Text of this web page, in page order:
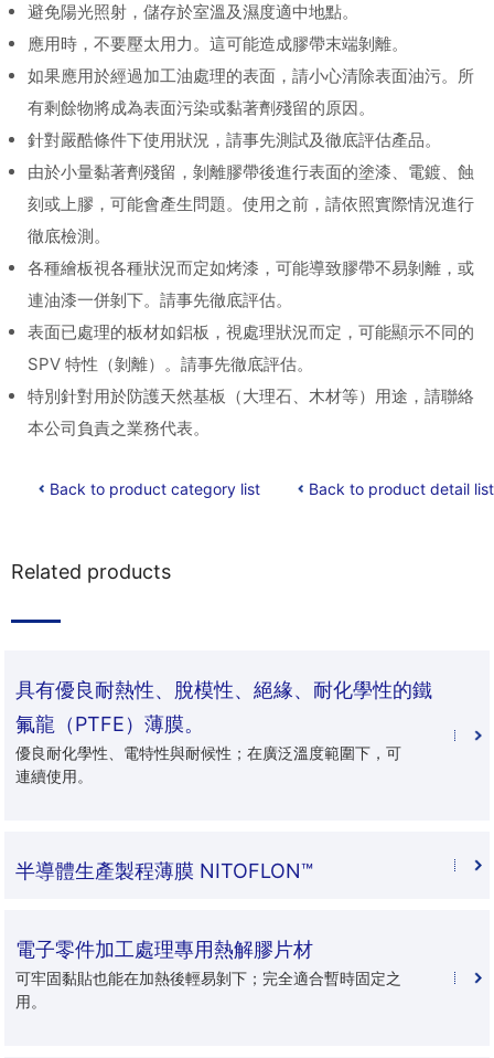
避免陽光照射，儲存於室溫及濕度適中地點。
應用時，不要壓太用力。這可能造成膠帶末端剝離。
如果應用於經過加工油處理的表面，請小心清除表面油污。所
有剩餘物將成為表面污染或黏著劑殘留的原因。
針對嚴酷條件下使用狀況，請事先測試及徹底評估產品。
由於小量黏著劑殘留，剝離膠帶後進行表面的塗漆、電鍍、蝕
刻或上膠，可能會產生問題。使用之前，請依照實際情況進行
徹底檢測。
各種繪板視各種狀況而定如烤漆，可能導致膠帶不易剝離，或
連油漆一併剝下。請事先徹底評估。
表面已處理的板材如鋁板，視處理狀況而定，可能顯示不同的
SPV 特性（剝離）。請事先徹底評估。
特別針對用於防護天然基板（大理石、木材等）用途，請聯絡
本公司負責之業務代表。
Back to product category list Back to product detail list
Related products
具有優良耐熱性、脫模性、絕緣、耐化學性的鐵
氟龍（PTFE）薄膜。
優良耐化學性、電特性與耐候性；在廣泛溫度範圍下，可
連續使用。
半導體生產製程薄膜 NITOFLON™
電子零件加工處理專用熱解膠片材
可牢固黏貼也能在加熱後輕易剝下；完全適合暫時固定之
用。